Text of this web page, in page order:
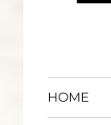
HOME